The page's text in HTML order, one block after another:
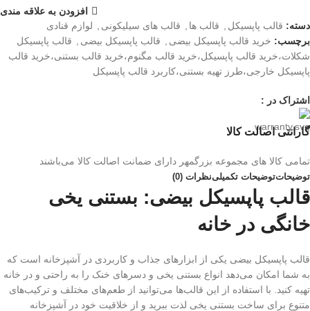
افزودن به علاقه مندی
دسته: قالب پاپسیکل قالب ها قالب های سیلیکونی
لوازم قنادی
برچسب: خرید قالب پاپسیکل بیضی قالب پاپسیکل بیضی
قالب پاپسیکل
شکلات،خرید قالب پاپسیکل،خرید قالب مگنوم،خرید قالب بستنی،خرید قالب
پاپسیکل خارجی،طرز تهیه بستنی،کاربرد قالب پاپسیکل
اشتراک در :
گارانتی اصالت کالا
تمامی کالا های مجموعه بزرگمهر دارای ضمانت اصالت کالا می‌باشند
توضیحاتتوضیحات تکمیلینظرات (0)
قالب پاپسیکل بیضی: بستنی یخی
خانگی در خانه
قالب پاپسیکل بیضی یکی از ابزارهای جذاب و کاربردی در آشپزخانه است که
به شما امکان می‌دهد انواع بستنی یخی و دسرهای خنک را به راحتی و در خانه
تهیه کنید. با استفاده از این قالب‌ها می‌توانید از طعم‌های مختلف و ترکیب‌های
متنوع برای ساخت بستنی یخی لذت ببرید و از خلاقیت خود در آشپزخانه